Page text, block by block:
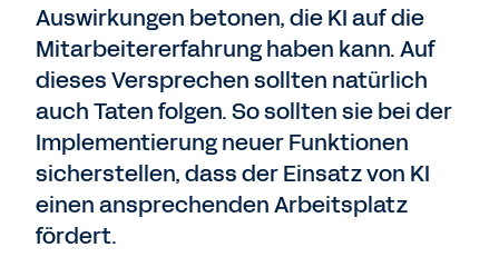
Auswirkungen betonen, die KI auf die
Mitarbeitererfahrung haben kann. Auf
dieses Versprechen sollten natürlich
auch Taten folgen. So sollten sie bei der
Implementierung neuer Funktionen
sicherstellen, dass der Einsatz von KI
einen ansprechenden Arbeitsplatz
fördert.